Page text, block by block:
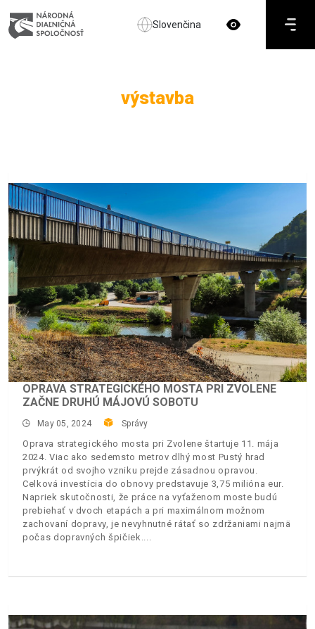
Slovenčina
výstavba
OPRAVA STRATEGICKÉHO MOSTA PRI ZVOLENE
ZAČNE DRUHÚ MÁJOVÚ SOBOTU
May 05, 2024 Správy
Oprava strategického mosta pri Zvolene štartuje 11. mája
2024. Viac ako sedemsto metrov dlhý most Pustý hrad
prvýkrát od svojho vzniku prejde zásadnou opravou.
Celková investícia do obnovy predstavuje 3,75 milióna eur.
Napriek skutočnosti, že práce na vyťaženom moste budú
prebiehať v dvoch etapách a pri maximálnom možnom
zachovaní dopravy, je nevyhnutné rátať so zdržaniami najmä
počas dopravných špičiek.